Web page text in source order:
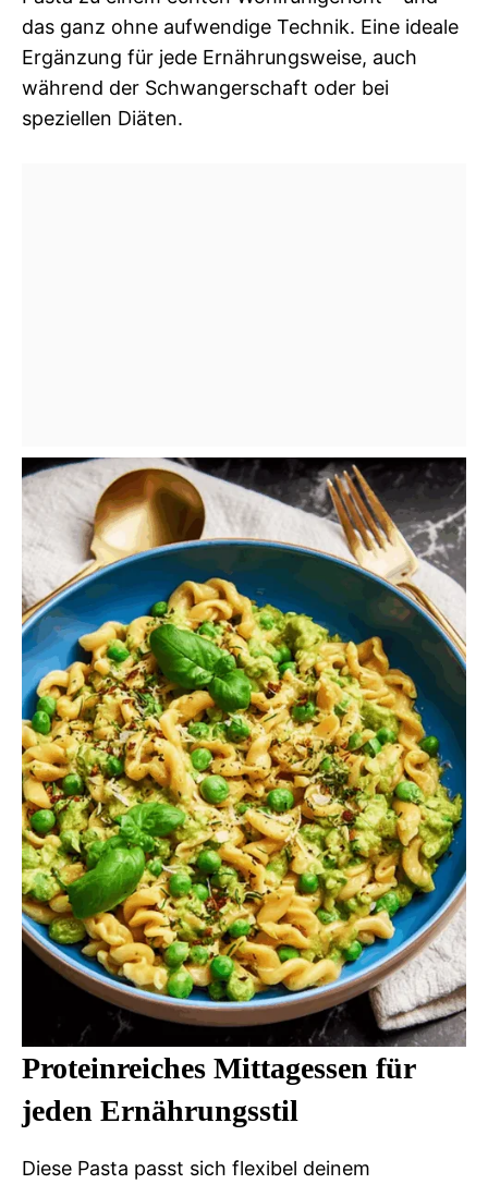
das ganz ohne aufwendige Technik. Eine ideale
Ergänzung für jede Ernährungsweise, auch
während der Schwangerschaft oder bei
speziellen Diäten.
Proteinreiches Mittagessen für
jeden Ernährungsstil
Diese Pasta passt sich flexibel deinem